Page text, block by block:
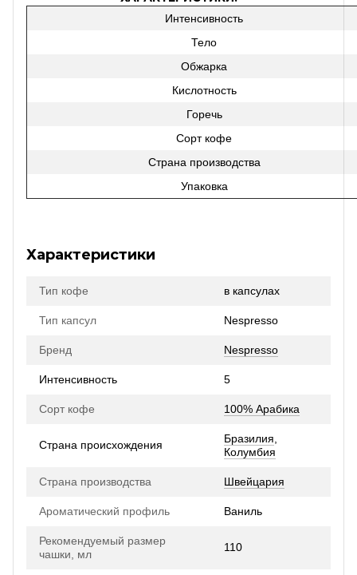
Интенсивность
Тело
Обжарка
Кислотность
Горечь
Сорт кофе
Страна производства
Упаковка
Характеристики
Тип кофе в капсулах
Тип капсул Nespresso
Бренд Nespresso
Интенсивность 5
Сорт кофе 100% Арабика
Страна происхождения Бразилия
Колумбия
Страна производства Швейцария
Ароматический профиль Ваниль
Рекомендуемый размер
чашки, мл
110